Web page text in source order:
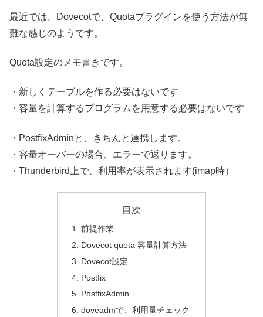
最近では、Dovecotで、Quotaプラグインを使う方法が無
難な感じのようです。
Quota設定のメモ書きです。
・新しくテーブルを作る必要はないです
・容量を計算するプログラムを用意する必要はないです
・PostfixAdminと、きちんと連携します。
・容量オーバーの場合、エラーで返ります。
・Thunderbird上で、利用率が表示されます(imap時）
目次
前提作業
Dovecot quota 容量計算方法
Dovecot設定
Postfix
PostfixAdmin
doveadmで、利用量チェック